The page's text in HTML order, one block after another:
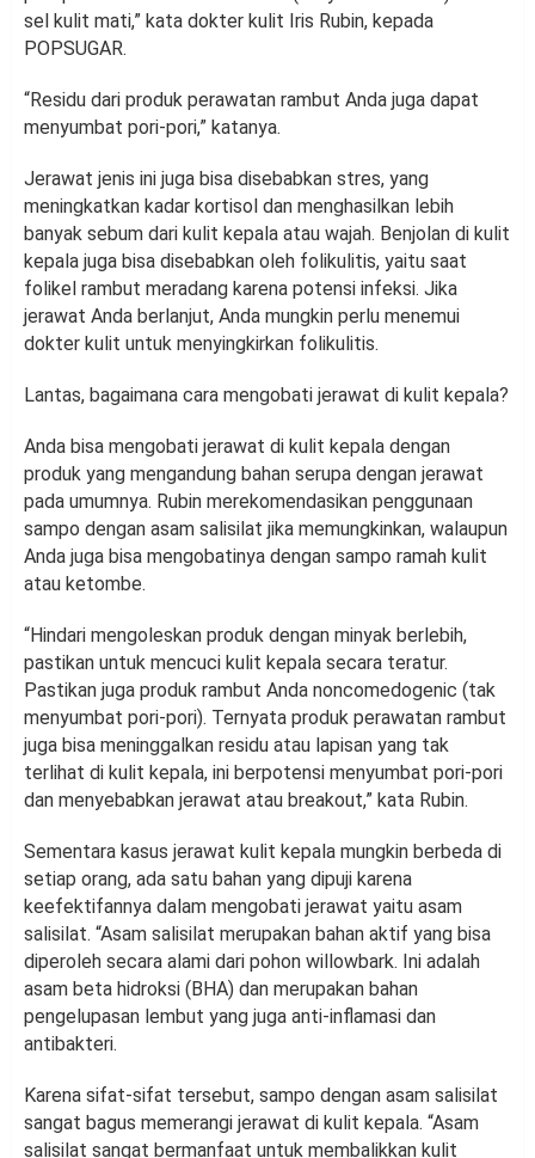
sel kulit mati,” kata dokter kulit Iris Rubin, kepada
POPSUGAR.
“Residu dari produk perawatan rambut Anda juga dapat
menyumbat pori-pori,” katanya.
Jerawat jenis ini juga bisa disebabkan stres, yang
meningkatkan kadar kortisol dan menghasilkan lebih
banyak sebum dari kulit kepala atau wajah. Benjolan di kulit
kepala juga bisa disebabkan oleh folikulitis, yaitu saat
folikel rambut meradang karena potensi infeksi. Jika
jerawat Anda berlanjut, Anda mungkin perlu menemui
dokter kulit untuk menyingkirkan folikulitis.
Lantas, bagaimana cara mengobati jerawat di kulit kepala?
Anda bisa mengobati jerawat di kulit kepala dengan
produk yang mengandung bahan serupa dengan jerawat
pada umumnya. Rubin merekomendasikan penggunaan
sampo dengan asam salisilat jika memungkinkan, walaupun
Anda juga bisa mengobatinya dengan sampo ramah kulit
atau ketombe.
“Hindari mengoleskan produk dengan minyak berlebih,
pastikan untuk mencuci kulit kepala secara teratur.
Pastikan juga produk rambut Anda noncomedogenic (tak
menyumbat pori-pori). Ternyata produk perawatan rambut
juga bisa meninggalkan residu atau lapisan yang tak
terlihat di kulit kepala, ini berpotensi menyumbat pori-pori
dan menyebabkan jerawat atau breakout,” kata Rubin.
Sementara kasus jerawat kulit kepala mungkin berbeda di
setiap orang, ada satu bahan yang dipuji karena
keefektifannya dalam mengobati jerawat yaitu asam
salisilat. “Asam salisilat merupakan bahan aktif yang bisa
diperoleh secara alami dari pohon willowbark. Ini adalah
asam beta hidroksi (BHA) dan merupakan bahan
pengelupasan lembut yang juga anti-inflamasi dan
antibakteri.
Karena sifat-sifat tersebut, sampo dengan asam salisilat
sangat bagus memerangi jerawat di kulit kepala. “Asam
salisilat sangat bermanfaat untuk membalikkan kulit